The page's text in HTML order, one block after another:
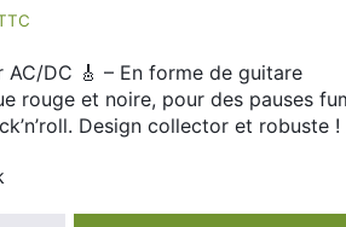
AC/DC 🎸 – En forme de guitare
rouge et noire, pour des pauses
Design collector et robuste !